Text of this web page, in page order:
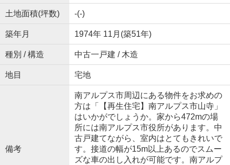
土地面積(坪数) -(-)
築年月 1974年 11月(築51年)
種別 / 構造 中古一戸建 / 木造
地目 宅地
備考
南アルプス市周辺にある物件をお求めの
方は「【再生住宅】南アルプス市山寺」
はいかがでしょうか。家から472mの場
所には南アルプス市役所があります。中
古戸建てながら、室内はとてもきれいで
す。接道の幅が15m以上あるのでスムー
ズな車の出し入れが可能です。南アルプ